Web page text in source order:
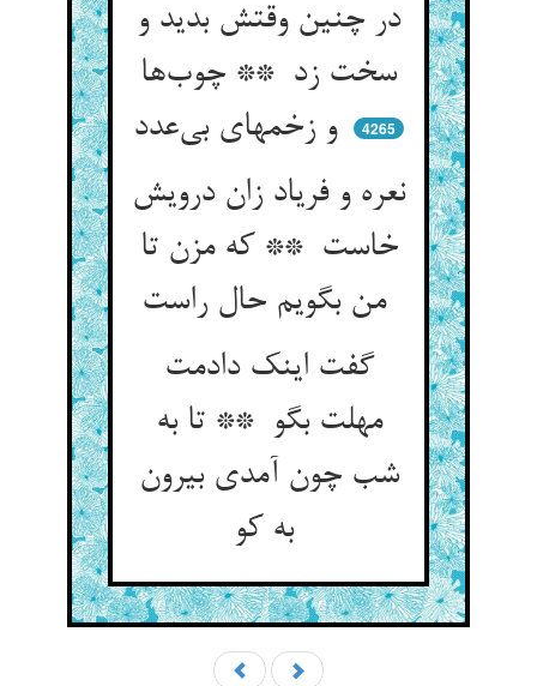
در چنین وقتش بدید و
سخت زد ** چوب‌ها
و زخمهای بی‌عدد
4265
نعره و فریاد زان درویش
خاست ** که مزن تا
من بگویم حال راست
گفت اینک دادمت
مهلت بگو ** تا به
شب چون آمدی بیرون
به کو